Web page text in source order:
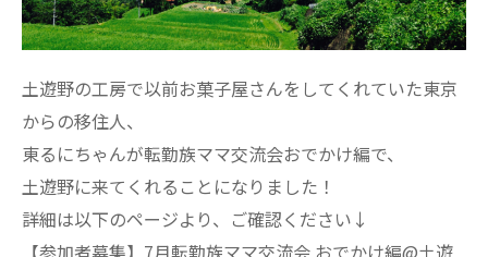
土遊野の工房で以前お菓子屋さんをしてくれていた東京
からの移住人、
東るにちゃんが転勤族ママ交流会おでかけ編で、
土遊野に来てくれることになりました！
詳細は以下のページより、ご確認ください↓